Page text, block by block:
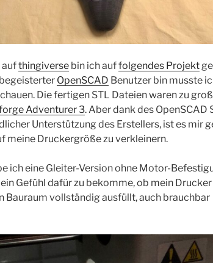
aufthingiverse bin ich auffolgendes Projekt
OpenSCAD Benutzer bin musste
Die fertigen STL Dateien waren zu
Adventurer 3. Aber dank des OpenSCAD
Unterstützung des Erstellers, ist es mir
meine Druckergröße zu verkleinern.
ich eine Gleiter-Version ohne Motor-
Gefühl dafür zu bekomme, ob mein
Bauraum vollständig ausfüllt, auch brauchbar